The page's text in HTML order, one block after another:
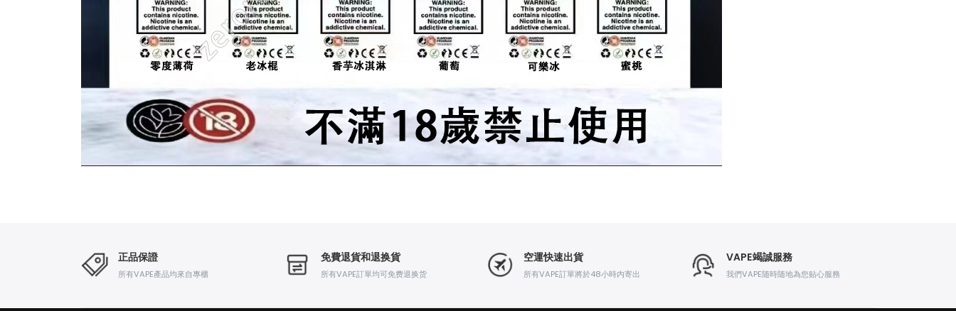
正品保證
所有VAPE產品均來自專櫃
免費退貨和退换貨
所有VAPE訂單均可免费退换货
空運快速出貨
所有VAPE訂單將於48小時内寄出
VAPE竭誠服務
我們VAPE随時随地為您贴心服務